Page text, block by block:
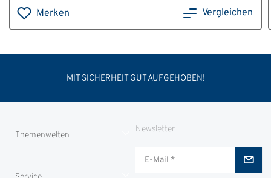
Merken Vergleichen
MIT SICHERHEIT GUT AUFGEHOBEN!
Themenwelten
Newsletter